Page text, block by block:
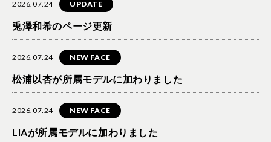
2026.07.24 UPDATE
兎澤和希のページ更新
2026.07.24 NEW FACE
松浦以杏が所属モデルに加わりました
2026.07.24 NEW FACE
LIAが所属モデルに加わりました